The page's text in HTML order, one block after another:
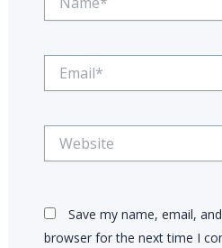
Save my name, email,
browser for the next time I